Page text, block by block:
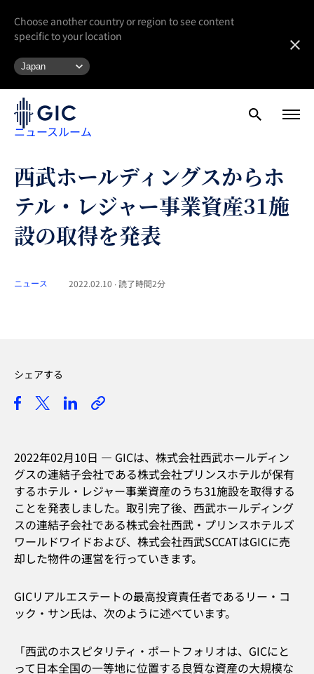
Choose another country or region to see content
specific to your location
ニュースルーム
西武ホールディングスからホ
テル・レジャー事業資産31施
設の取得を発表
ニュース 2022.02.10 ∙ 読了時間2分
シェアする
2022年02月10日 — GICは、株式会社西武ホールディン
グスの連結子会社である株式会社プリンスホテルが保有
するホテル・レジャー事業資産のうち31施設を取得する
ことを発表しました。取引完了後、西武ホールディング
スの連結子会社である株式会社西武・プリンスホテルズ
ワールドワイドおよび、株式会社西武SCCATはGICに売
却した物件の運営を行っていきます。
GICリアルエステートの最高投資責任者であるリー・コ
ック・サン氏は、次のように述べています。
「西武のホスピタリティ・ポートフォリオは、GICにと
って日本全国の一等地に位置する良質な資産の大規模な